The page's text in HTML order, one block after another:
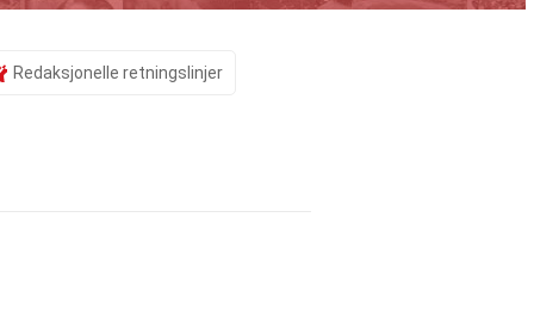
Redaksjonelle retningslinjer